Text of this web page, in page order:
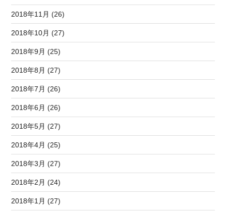
2018年11月 (26)
2018年10月 (27)
2018年9月 (25)
2018年8月 (27)
2018年7月 (26)
2018年6月 (26)
2018年5月 (27)
2018年4月 (25)
2018年3月 (27)
2018年2月 (24)
2018年1月 (27)